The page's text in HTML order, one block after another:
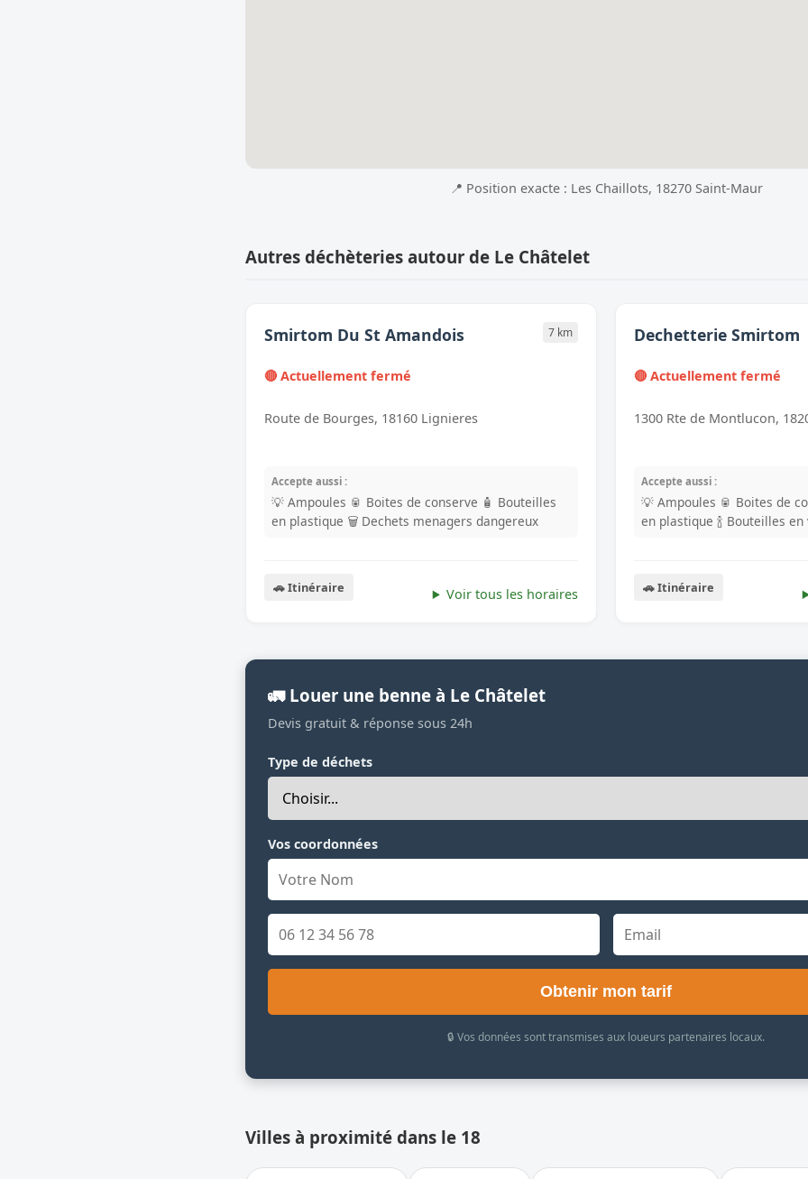
📍 Position exacte : Les Chaillots, 18270 Saint-Maur
Autres déchèteries autour de Le Châtelet
Smirtom Du St Amandois 7 km
🔴 Actuellement fermé
Route de Bourges, 18160 Lignieres
Accepte aussi :
💡 Ampoules 🥫 Boites de conserve 🧴 Bouteilles
en plastique 🗑️ Dechets menagers dangereux
🚗 Itinéraire Voir tous les horaires
Dechetterie Smirtom
🔴 Actuellement fermé
1300 Rte de Montlucon,
Accepte aussi :
💡 Ampoules 🥫 Boites de
en plastique 🍾 Bouteilles
🚗 Itinéraire
🚛 Louer une benne à Le Châtelet
Devis gratuit & réponse sous 24h
Type de déchets
Vos coordonnées
Obtenir mon tarif
🔒 Vos données sont transmises aux loueurs partenaires locaux.
Villes à proximité dans le 18